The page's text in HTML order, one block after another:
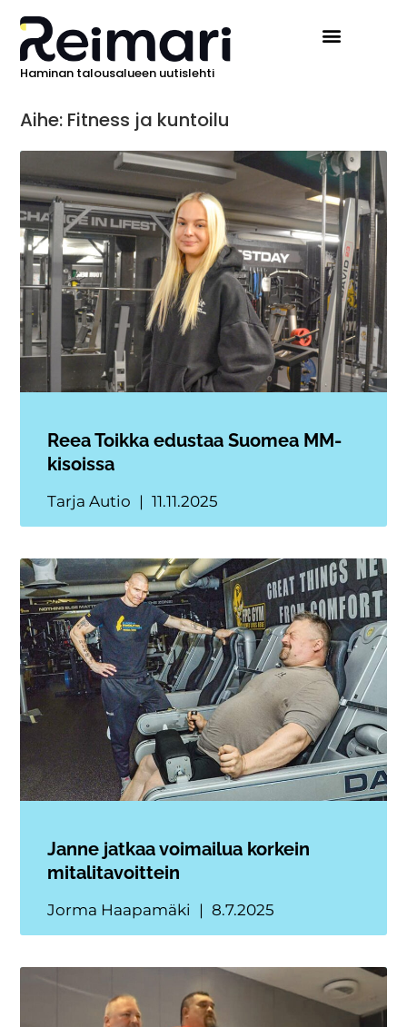
Haminan talousalueen uutislehti
Aihe: Fitness ja kuntoilu
Reea Toikka edustaa Suomea MM-
kisoissa
Tarja Autio 11.11.2025
Janne jatkaa voimailua korkein
mitalitavoittein
Jorma Haapamäki 8.7.2025